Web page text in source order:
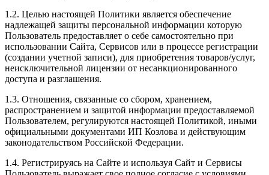
1.2. Целью настоящей Политики является обеспечение
надлежащей защиты персональной информации которую
Пользователь предоставляет о себе самостоятельно при
использовании Сайта, Сервисов или в процессе регистрации
(создании учетной записи), для приобретения товаров/услуг,
неисключительной лицензии от несанкционированного
доступа и разглашения.
1.3. Отношения, связанные со сбором, хранением,
распространением и защитой информации предоставляемой
Пользователем, регулируются настоящей Политикой, иными
официальными документами ИП Козловa и действующим
законодательством Российской Федерации.
1.4. Регистрируясь на Сайте и используя Сайт и Сервисы